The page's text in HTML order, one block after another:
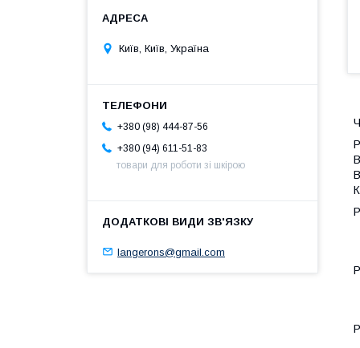
Київ, Київ, Україна
+380 (98) 444-87-56
+380 (94) 611-51-83
товари для роботи зі шкірою
langerons@gmail.com